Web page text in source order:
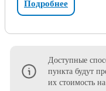
Подробнее
Доступные
пункта будут
их стоимость